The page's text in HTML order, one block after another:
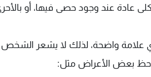
عادة عند وجود حصى فيها، أو
واضحة، لذلك لا يشعر الشخص
بعض الأعراض مثل: